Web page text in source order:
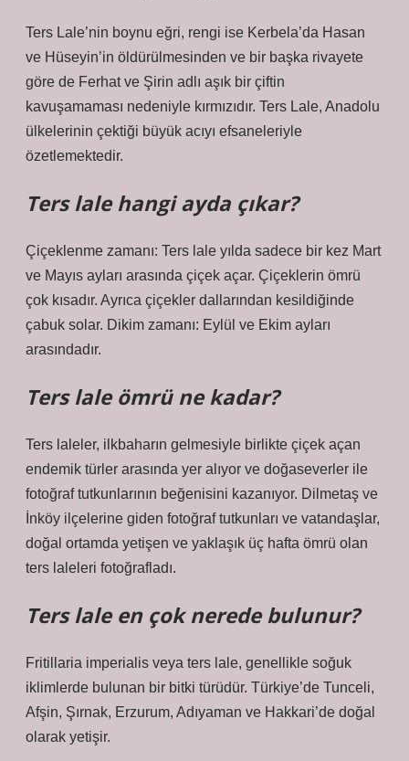
Ters Lale’nin boynu eğri, rengi ise Kerbela’da Hasan
ve Hüseyin’in öldürülmesinden ve bir başka rivayete
göre de Ferhat ve Şirin adlı aşık bir çiftin
kavuşamaması nedeniyle kırmızıdır. Ters Lale, Anadolu
ülkelerinin çektiği büyük acıyı efsaneleriyle
özetlemektedir.
Ters lale hangi ayda çıkar?
Çiçeklenme zamanı: Ters lale yılda sadece bir kez Mart
ve Mayıs ayları arasında çiçek açar. Çiçeklerin ömrü
çok kısadır. Ayrıca çiçekler dallarından kesildiğinde
çabuk solar. Dikim zamanı: Eylül ve Ekim ayları
arasındadır.
Ters lale ömrü ne kadar?
Ters laleler, ilkbaharın gelmesiyle birlikte çiçek açan
endemik türler arasında yer alıyor ve doğaseverler ile
fotoğraf tutkunlarının beğenisini kazanıyor. Dilmetaş ve
İnköy ilçelerine giden fotoğraf tutkunları ve vatandaşlar,
doğal ortamda yetişen ve yaklaşık üç hafta ömrü olan
ters laleleri fotoğrafladı.
Ters lale en çok nerede bulunur?
Fritillaria imperialis veya ters lale, genellikle soğuk
iklimlerde bulunan bir bitki türüdür. Türkiye’de Tunceli,
Afşin, Şırnak, Erzurum, Adıyaman ve Hakkari’de doğal
olarak yetişir.